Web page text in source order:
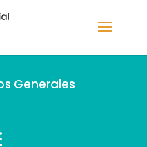
Generales